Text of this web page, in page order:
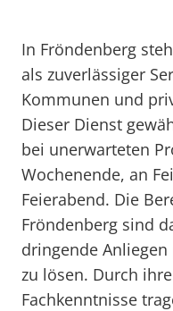
In Fröndenberg
als zuverlässiger
Kommunen und
Dieser Dienst
bei unerwarteten
Wochenende, an
Feierabend. Die
Fröndenberg sind
dringende
zu lösen. Durch
Fachkenntnisse